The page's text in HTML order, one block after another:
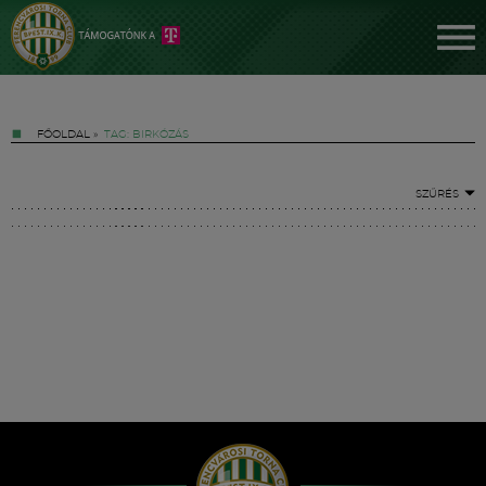
FŐOLDAL » TAG: BIRKÓZÁS
SZŰRÉS
Hírek